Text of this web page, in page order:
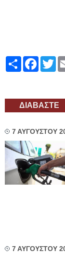
Share
ΔΙΑΒΑΣΤΕ
7 ΑΥΓΟΥΣΤΟΥ
7 ΑΥΓΟΥΣΤΟΥ